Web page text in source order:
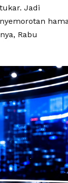
Jadi
Rabu